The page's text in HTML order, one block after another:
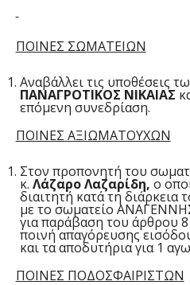
ΠΟΙΝΕΣ ΣΩΜΑΤΕΙΩΝ
Αναβάλλει τις υποθέσεις
ΠΑΝΑΓΡΟΤΙΚΟΣ ΝΙΚΑΙΑΣ
επόμενη συνεδρίαση.
ΠΟΙΝΕΣ ΑΞΙΩΜΑΤΟΥΧΩΝ
Στον προπονητή του
κ. Λάζαρο Λαζαρίδη, ο
διαιτητή κατά τη διάρκεια
με το σωματείο
για παράβαση του άρθρου
ποινή απαγόρευσης
και τα αποδυτήρια για 1
ΠΟΙΝΕΣ ΠΟΔΟΣΦΑΙΡΙΣΤΩΝ